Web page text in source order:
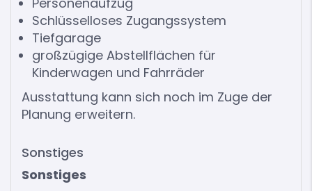
Schlüsselloses Zugangssystem
Tiefgarage
großzügige Abstellflächen für
Kinderwagen und Fahrräder
Ausstattung kann sich noch im Zuge der
Planung erweitern.
Sonstiges
Sonstiges